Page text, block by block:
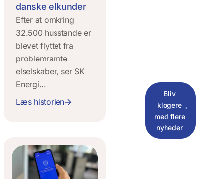
danske elkunder
Efter at omkring
32.500 husstande er
blevet flyttet fra
problemramte
elselskaber, ser SK
Energi...
Læs historien
Bliv
klogere
med flere
nyheder